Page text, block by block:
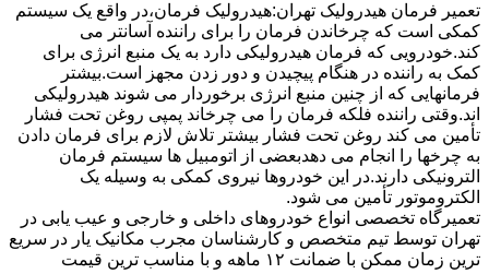
تعمیر فرمان هیدرولیک تهران:هیدرولیک فرمان،در واقع یک سیستم
کمکی است که چرخاندن فرمان را برای راننده آسانتر می
کند.خودرویی که فرمان هیدرولیکی دارد به یک منبع انرژی برای
کمک به راننده در هنگام پیچیدن و دور زدن مجهز است.بیشتر
فرمانهایی که از چنین منبع انرژی برخوردار می شوند هیدرولیکی
اند.وقتی راننده فلکه فرمان را می چرخاند پمپی روغن تحت فشار
تأمین می کند روغن تحت فشار بیشتر تلاش لازم برای فرمان دادن
به چرخها را انجام می دهدبعضی از اتومبیل ها سیستم فرمان
الترونیکی دارند.در این خودروها نیروی کمکی به وسیله یک
الکتروموتور تأمین می شود.
تعمیرگاه تخصصی انواع خودروهای داخلی و خارجی و عیب یابی در
تهران توسط تیم متخصص و کارشناسان مجرب مکانیک یار در سریع
ترین زمان ممکن با ضمانت ۱۲ ماهه و با مناسب ترین قیمت